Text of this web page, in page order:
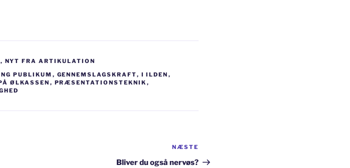
, NYT FRA ARTIKULATION
PUBLIKUM , GENNEMSLAGSKRAFT, I ILDEN ,
ØLKASSEN , PRÆSENTATIONSTEKNIK ,
indlæg
NÆSTE
Bliver du også nervøs?